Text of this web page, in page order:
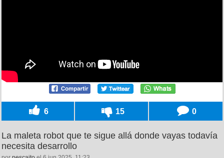
6 15 0
La maleta robot que te sigue allá donde vayas todavía
necesita desarrollo